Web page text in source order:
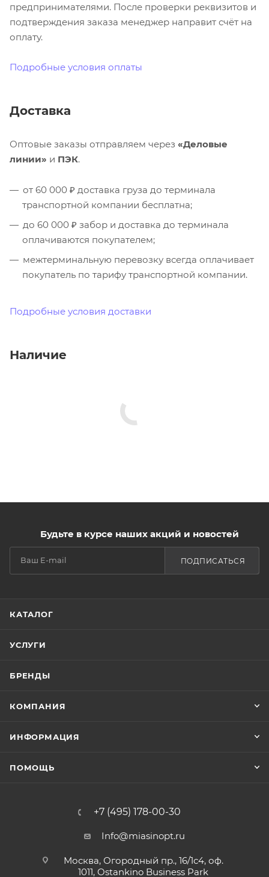
предпринимателями. После проверки реквизитов и
подтверждения заказа менеджер направит счёт на
оплату.
Подробные условия оплаты
Доставка
Оптовые заказы отправляем через «Деловые
линии» и ПЭК.
от 60 000 ₽ доставка груза до терминала
транспортной компании бесплатна;
до 60 000 ₽ забор и доставка до терминала
оплачиваются покупателем;
межтерминальную перевозку всегда оплачивает
покупатель по тарифу транспортной компании.
Подробные условия доставки
Наличие
Будьте в курсе наших акций и новостей
ПОДПИСАТЬСЯ
КАТАЛОГ
УСЛУГИ
БРЕНДЫ
КОМПАНИЯ
ИНФОРМАЦИЯ
ПОМОЩЬ
+7 (495) 178-00-30
Info@miasinopt.ru
Москва, Огородный пр., 16/1с4, оф.
1011, Ostankino Business Park